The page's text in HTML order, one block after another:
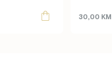
30,00 KM